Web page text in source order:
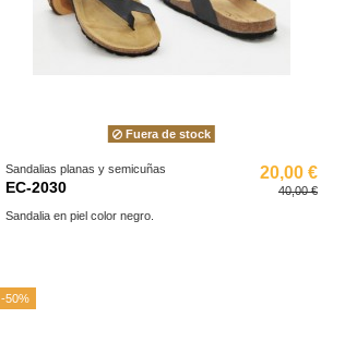
Fuera de stock
Sandalias planas y semicuñas
EC-2030
20,00 €
40,00 €
Sandalia en piel color negro.
-50%